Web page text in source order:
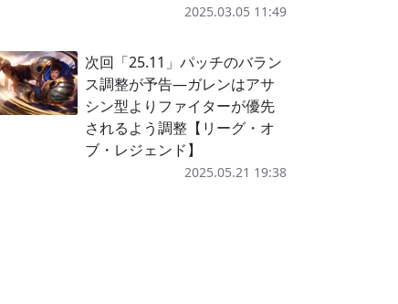
2025.03.05 11:49
次回「25.11」パッチのバラン
ス調整が予告―ガレンはアサ
シン型よりファイターが優先
されるよう調整【リーグ・オ
ブ・レジェンド】
2025.05.21 19:38